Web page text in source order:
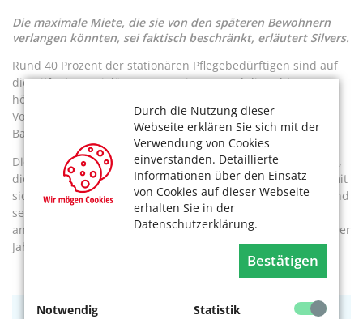
Durch die Nutzung dieser
Webseite erklären Sie sich mit der
Verwendung von Cookies
einverstanden. Detaillierte
Informationen über den Einsatz
von Cookies auf dieser Webseite
erhalten Sie in der
Datenschutzerklärung.
Bestätigen
Notwendig
Statistik
Die maximale Miete, die sie von den späteren Bewohnern
verlangen könnten, sei faktisch beschränkt, erläutert Silvers.
Rund 40 Prozent der stationären Pflegebedürftigen sind auf
die Hilfe der Sozialämter angewiesen. Und die zahlen
höchstens einen Betrag, der sich aus den gesetzlichen
Vorgaben für die Baukosten ergibt. Die tatsächlichen
Baukosten lägen aber seit Jahren deutlich höher.
Die Lücke lasse sich gerade so durch die Pflegesätze decken,
die die Betreiber für die Pflege der Bewohner erhalten. Damit
sich ein Neubau lohne, müsste die Miete aber kostendeckend
sein, sagt er. Eine Förderung aus Steuergeldern, die es in
anderen Bundesländern noch gibt, wurde in NRW in den 90er
Jahren abgeschafft.